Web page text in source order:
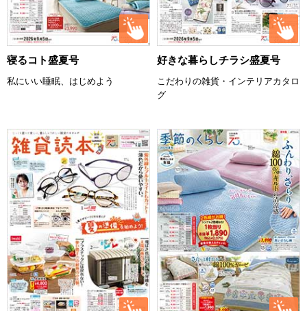
寝るコト盛夏号
私にいい睡眠、はじめよう
好きな暮らしチラシ盛夏号
こだわりの雑貨・インテリアカタロ
グ